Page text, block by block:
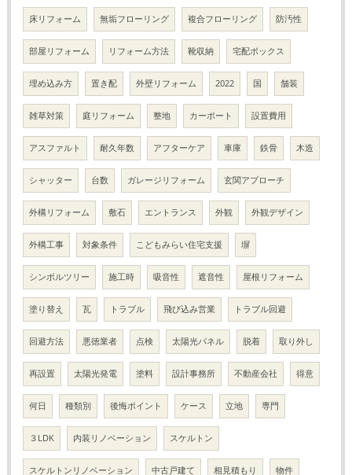
床リフォーム 無垢フローリング 複合フローリング 防汚性
部屋リフォーム リフォーム方法 靴収納 宅配ボックス
埋め込み方 置き配 外壁リフォーム 2022 国 舗装
雑草対策 庭リフォーム 整地 カーポート 設置費用
アスファルト 耐久年数 アフターケア 車庫 鉄骨 木造
シャッター 台数 ガレージリフォーム 玄関アプローチ
外構リフォーム 敷石 エントランス 外観 外観デザイン
外構工事 対象条件 こどもみらい住宅支援 塀
シンボルツリー 施工時 吸音性 遮音性 屋根リフォーム
塗り替え 瓦 トラブル 飛び込み営業 トラブル回避
回避方法 悪徳業者 点検 太陽光パネル 脱着 取り外し
再設置 太陽光発電 塗料 設計事務所 不動産会社 得意
何日 種類別 後悔ポイント ケース 立地 専門
３LDK 内装リノベーション スケルトン
スケルトンリノベーション 中古戸建て 相見積もり 物件